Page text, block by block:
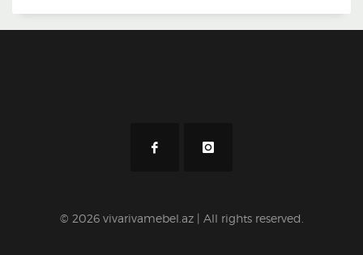
© 2026 vivarivamebel.az | All rights reserved.